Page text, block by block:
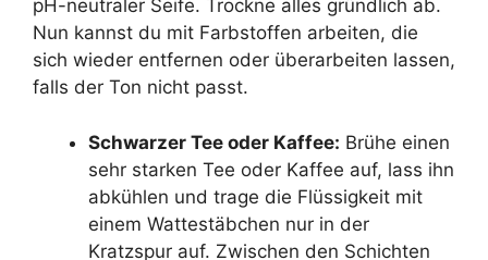
pH-neutraler Seife. Trockne alles gründlich ab.
Nun kannst du mit Farbstoffen arbeiten, die
sich wieder entfernen oder überarbeiten lassen,
falls der Ton nicht passt.
Schwarzer Tee oder Kaffee: Brühe einen
sehr starken Tee oder Kaffee auf, lass ihn
abkühlen und trage die Flüssigkeit mit
einem Wattestäbchen nur in der
Kratzspur auf. Zwischen den Schichten